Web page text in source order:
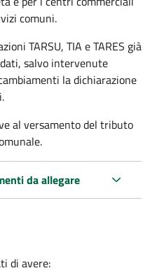
comuni.
TARSU, TIA e TARES già
salvo intervenute
la dichiarazione
al versamento del tributo
da allegare
di avere: